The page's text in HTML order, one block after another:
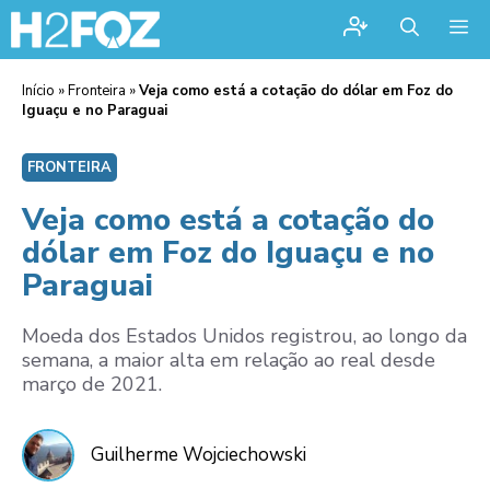
Início »Fronteira »Veja como está a cotação do dólar em Foz do
Iguaçu e no Paraguai
FRONTEIRA
Veja como está a cotação do
dólar em Foz do Iguaçu e no
Paraguai
Moeda dos Estados Unidos registrou, ao longo da
semana, a maior alta em relação ao real desde
março de 2021.
Guilherme Wojciechowski